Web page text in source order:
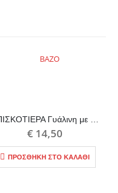
€14,50
ΠΡΟΣΘΉΚΗ ΣΤΟ ΚΑΛΆΘΙ